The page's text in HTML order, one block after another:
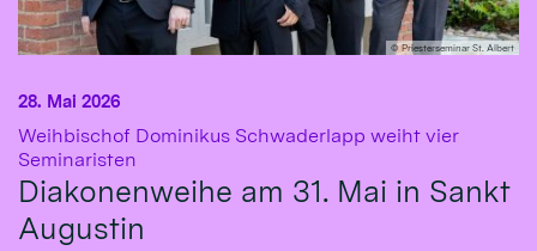
© Priesterseminar St. Albert
Weihbischof Dominikus Schwaderlapp weiht vier
Seminaristen
Diakonenweihe am 31. Mai in Sankt
Augustin
28. Mai 2026